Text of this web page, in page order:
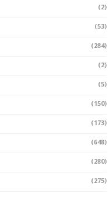
(2)
(53)
(284)
(2)
(5)
(150)
(173)
(648)
(280)
(275)